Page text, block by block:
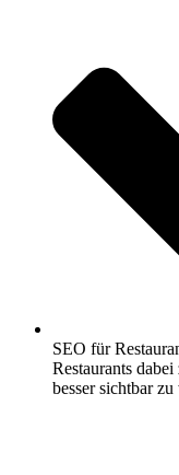
SEO für
Restaurants
besser sichtbar